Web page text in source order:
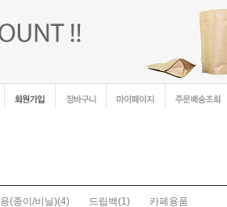
(종이/비닐)(4) 드립백(1) 카페용품